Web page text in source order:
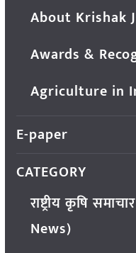
About Krishak
Awards &
Agriculture in
E-paper
CATEGORY
राष्ट्रीय कृषि
News)